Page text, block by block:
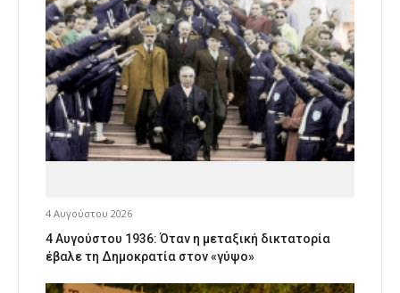
4 Αυγούστου 2026
4 Αυγούστου 1936: Όταν η μεταξική δικτατορία
έβαλε τη Δημοκρατία στον «γύψο»